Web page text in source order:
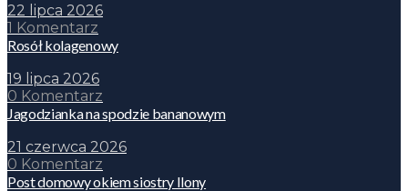
22 lipca 2026
1 Komentarz
Rosół kolagenowy
19 lipca 2026
0 Komentarz
Jagodzianka na spodzie bananowym
21 czerwca 2026
0 Komentarz
Post domowy okiem siostry Ilony